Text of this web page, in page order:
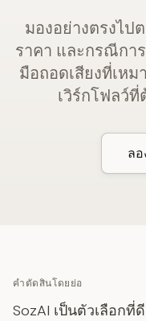
มองอย่างตรงไป
ราคา และกรณีกา
มือถอดเสียงที่เห
เวิร์กโฟลว์
ลอ
คำตัดสินโดยย่อ
SozAI เป็นตัวเลือก